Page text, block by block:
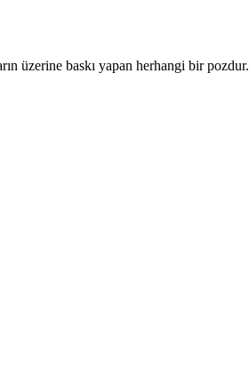
üzerine baskı yapan herhangi bir pozdur.